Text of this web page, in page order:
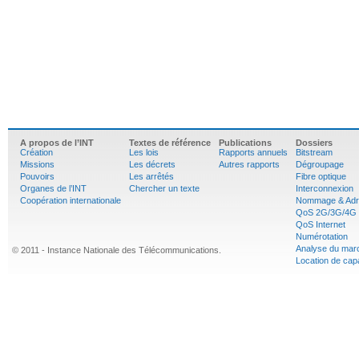
A propos de l’INT
Création
Missions
Pouvoirs
Organes de l’INT
Coopération internationale
Textes de référence
Les lois
Les décrets
Les arrêtés
Chercher un texte
Publications
Rapports annuels
Autres rapports
Dossiers
Bitstream
Dégroupage
Fibre optique
Interconnexion
Nommage &
QoS 2G/3G/4G
QoS Internet
Numérotation
Analyse du
Location de
© 2011 - Instance Nationale des Télécommunications.